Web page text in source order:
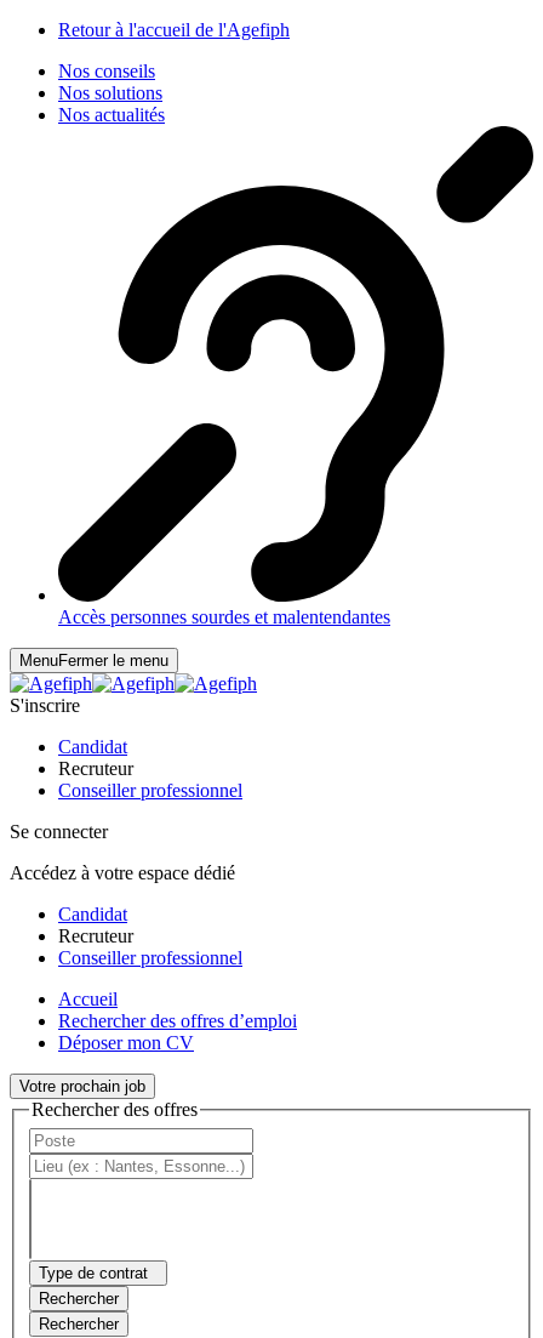
Retour à l'accueil de l'Agefiph
Nos conseils
Nos solutions
Nos actualités
Accès personnes sourdes et malentendantes
MenuFermer le menu
S'inscrire
Candidat
Recruteur
Conseiller professionnel
Se connecter
Accédez à votre espace dédié
Candidat
Recruteur
Conseiller professionnel
Accueil
Rechercher des offres d’emploi
Déposer mon CV
Votre prochain job
Rechercher des offres
Type de contrat
Rechercher
Rechercher